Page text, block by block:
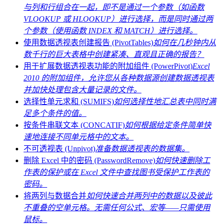
与列和行组合在一起，即不是通过一个参数（如函数
VLOOKUP 或 HLOOKUP）进行选择，而是同时通过两
个参数（使用函数 INDEX 和 MATCH）进行选择。
使用数据透视表创建报告 (PivotTables)如何在几秒钟内从
数千行的巨大表格中创建紧凑、直观且正确的报告？
用于扩展数据透视表功能的附加组件 (PowerPivot)Excel
2010 的附加组件，允许您从各种数据源创建数据透视表
并加快处理包含大量记录的文件。
选择性单元求和 (SUMIFS)如何选择性地汇总表中同时满
足多个条件的值。
按条件串联文本 (CONCATIF)如何根据给定条件简单快
速地连接不同单元格中的文本。
不可透视表 (Unpivot)准备数据透视表的数据集。
删除 Excel 中的密码 (PasswordRemove)如何快速删除工
作表的保护或在 Excel 文件中查找图书受保护工作表的
密码。
将两列与数据合并如何快速合并两列中的数据以及彼此
不重叠的空单元格。无需任何公式、宏等——只需使用
鼠标。